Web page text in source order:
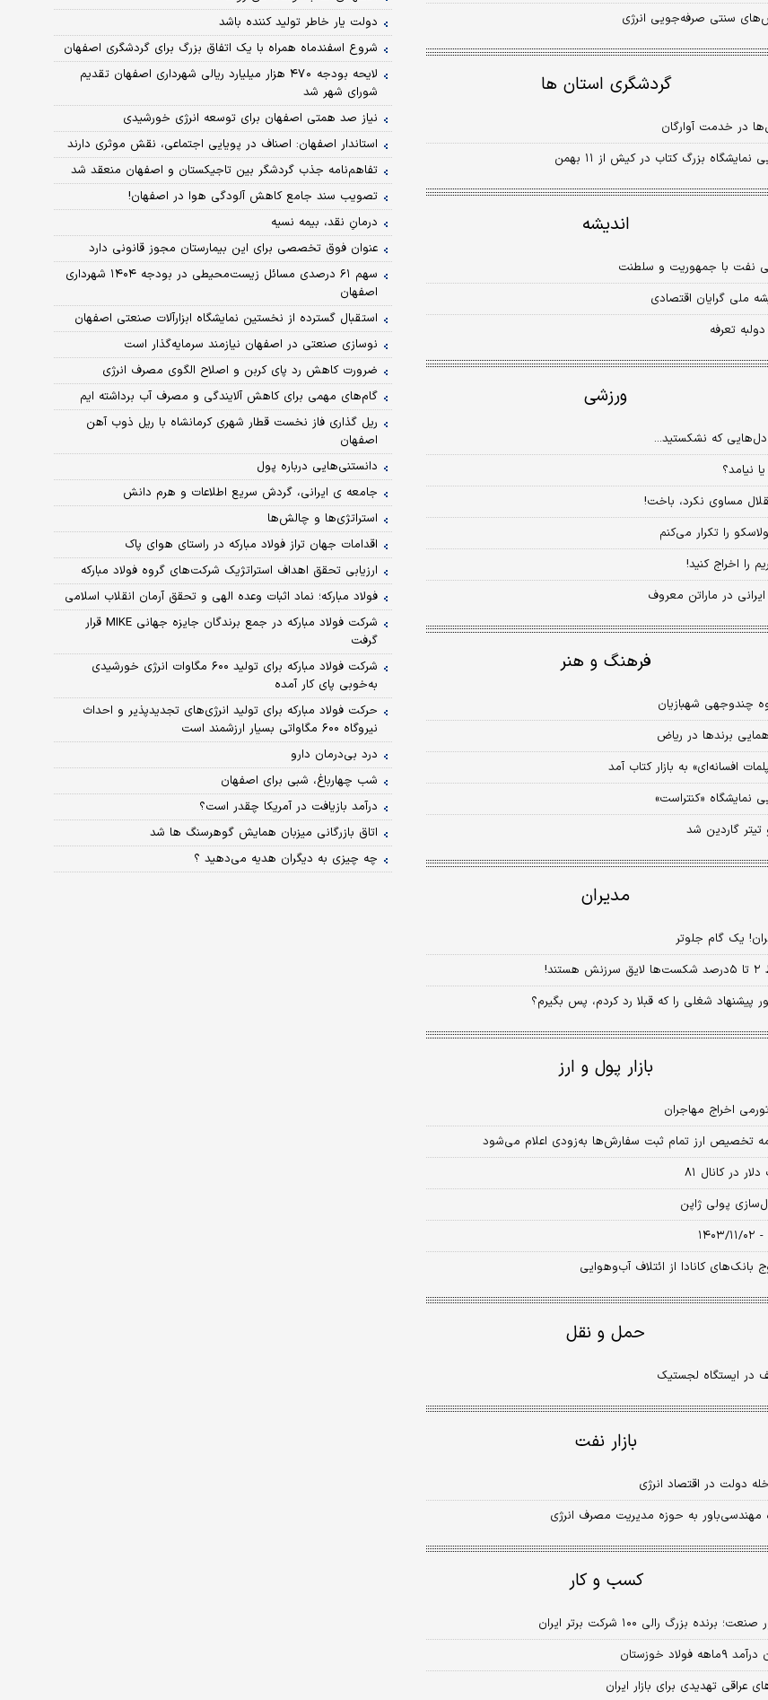
سنتی صرفه‏‏‌جویی انرژی
گردشگری استان ها
در خدمت آوارگان
نمایشگاه بزرگ کتاب در کیش از ۱۱ بهمن
اندیشه
نفت با جمهوریت و سلطنت
اقتصادی
تعرفه
ورزشی
که نشکستید...
نیامد؟
مساوی نکرد، باخت!
را تکرار می‌کنم
را اخراج کنید!
در ماراتن معروف
فرهنگ و هنر
چندوجهی شهبازیان
برندها در ریاض
افسانه‌ای» به بازار کتاب آمد
نمایشگاه «کنتراست»
تیتر گاردین شد
مدیران
یک گام جلوتر
پیشنهاد شغلی را که قبلا رد کردم، پس بگیرم؟
بازار پول و ارز
اخراج مهاجران
تخصیص ارز تمام ثبت سفارش‌ها به‌زودی اعلام می‌شود
در کانال ۸۱
پولی ژاپن
۰۲
بانک‌های کانادا از ائتلاف آب‌وهوایی
حمل و نقل
در ایستگاه لجستیک
بازار نفت
دولت در اقتصاد انرژی
به حوزه‌‌‌‌‌‌ مدیریت مصرف انرژی
کسب و کار
برنده بزرگ رالی ۱۰۰ شرکت‌‌‌ برتر ایران
۹ماهه فولاد خوزستان
عراقی تهدیدی برای بازار ایران
دولت یار خاطر تولید کننده باشد
شروع اسفندماه همراه با یک اتفاق بزرگ برای گردشگری اصفهان
لایحه بودجه ۴٧٠ هزار میلیارد ریالی شهرداری اصفهان تقدیم
شورای شهر شد
نیاز صد همتی اصفهان برای توسعه انرژی خورشیدی
استاندار اصفهان: اصناف در پویایی اجتماعی، نقش موثری دارند
تفاهم‌نامه جذب گردشگر بین تاجیکستان و اصفهان منعقد شد
تصویب سند جامع کاهش آلودگی هوا در اصفهان!
درمانِ نقد، بیمه نسیه
عنوان فوق تخصصی برای این بیمارستان مجوز قانونی دارد
سهم ۶۱ درصدی مسائل زیست‌محیطی در بودجه ۱۴۰۴ شهرداری
اصفهان
استقبال گسترده از نخستین نمایشگاه ابزارآلات صنعتی اصفهان
نوسازی صنعتی در اصفهان نیازمند سرمایه‌گذار است
ضرورت کاهش رد پای کربن و اصلاح الگوی مصرف انرژی
گام‌های مهمی برای کاهش آلایندگی و مصرف آب برداشته ایم
ریل گذاری فاز نخست قطار شهری کرمانشاه با ریل ذوب آهن
اصفهان
دانستنی‌هایی درباره پول
جامعه ی ایرانی، گردش سریع اطلاعات و هرم دانش
استراتژی‌ها و چالش‌ها
اقدامات جهان تراز فولاد مبارکه در راستای هوای پاک
ارزیابی تحقق اهداف استراتژیک شرکت‌های گروه فولاد مبارکه
فولاد مبارکه؛ نماد اثبات وعده الهی و تحقق آرمان انقلاب اسلامی
شرکت فولاد مبارکه در جمع برندگان جایزه جهانی MIKE قرار
گرفت
شرکت فولاد مبارکه برای تولید ۶۰۰ مگاوات انرژی خورشیدی
به‌خوبی پای کار آمده
حرکت فولاد مبارکه برای تولید انرژی‌های تجدیدپذیر و احداث
نیروگاه ۶۰۰ مگاواتی بسیار ارزشمند است
درد بی‌درمان دارو
شب چهارباغ، شبی برای اصفهان
درآمد بازیافت در آمریکا چقدر است؟
اتاق بازرگانی میزبان همایش گوهرسنگ ها شد
چه چیزی به دیگران هدیه می‌دهید ؟